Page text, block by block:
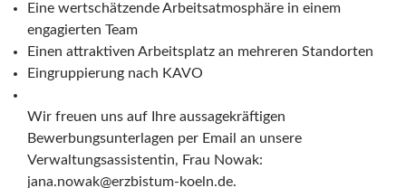
Eine wertschätzende Arbeitsatmosphäre in einem
engagierten Team
Einen attraktiven Arbeitsplatz an mehreren Standorten
Eingruppierung nach KAVO
Wir freuen uns auf Ihre aussagekräftigen
Bewerbungsunterlagen per Email an unsere
Verwaltungsassistentin, Frau Nowak:
jana.nowak@erzbistum-koeln.de.